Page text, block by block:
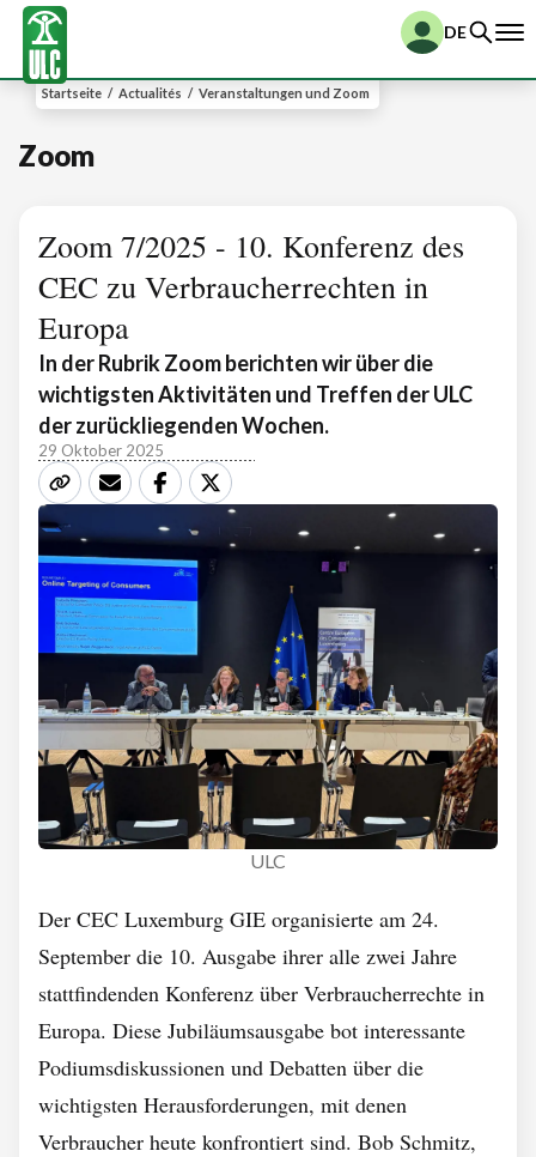
DE
Startseite / Actualités / Veranstaltungen und Zoom
Zoom
Zoom 7/2025 - 10. Konferenz des
CEC zu Verbraucherrechten in
Europa
In der Rubrik Zoom berichten wir über die
wichtigsten Aktivitäten und Treffen der ULC
der zurückliegenden Wochen.
29 Oktober 2025
ULC
Der CEC Luxemburg GIE organisierte am 24.
September die 10. Ausgabe ihrer alle zwei Jahre
stattfindenden Konferenz über Verbraucherrechte in
Europa. Diese Jubiläumsausgabe bot interessante
Podiumsdiskussionen und Debatten über die
wichtigsten Herausforderungen, mit denen
Verbraucher heute konfrontiert sind. Bob Schmitz,